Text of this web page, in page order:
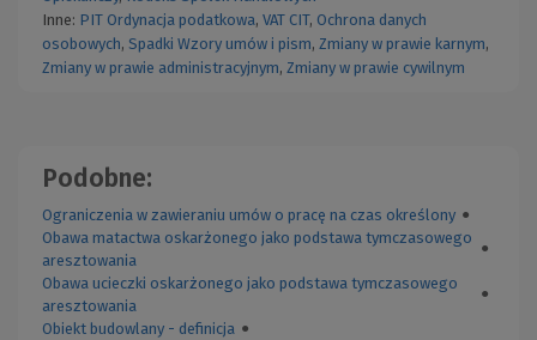
Inne: PIT Ordynacja podatkowa, VAT CIT, Ochrona danych
osobowych, Spadki Wzory umów i pism, Zmiany w prawie karnym,
Zmiany w prawie administracyjnym, Zmiany w prawie cywilnym
Podobne:
Ograniczenia w zawieraniu umów o pracę na czas określony ●
Obawa matactwa oskarżonego jako podstawa tymczasowego
aresztowania
●
Obawa ucieczki oskarżonego jako podstawa tymczasowego
aresztowania
●
Obiekt budowlany - definicja ●